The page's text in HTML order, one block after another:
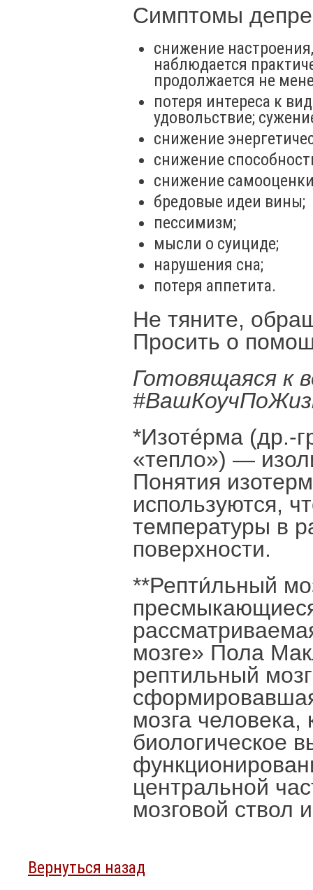
Симптомы
снижение
наблюдается
продолжается не
потеря интереса к
удовольствие;
снижение
снижение
снижение
бредовые идеи вины;
пессимизм;
мысли о суициде;
нарушения сна;
потеря аппетита.
Не тяните,
Просить о
Готовящаяся к
*Изоте́рма (др.-
«тепло») —
Понятия
используются,
температуры в
поверхности.
**Репти́льный
мозге» Пола
рептильный
мозга человека,
биологическое
центральной
мозговой ствол
Вернуться назад